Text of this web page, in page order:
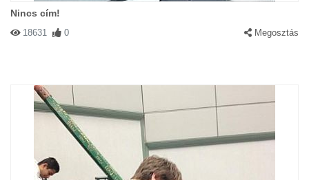
Nincs cím!
18631 0 Megosztás